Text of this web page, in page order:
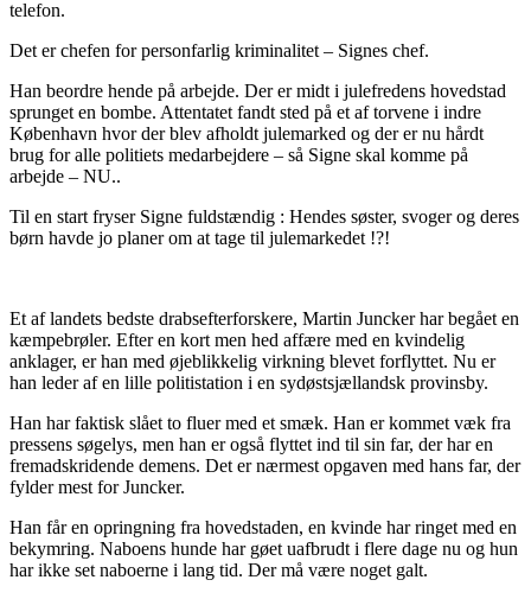
telefon.
Det er chefen for personfarlig kriminalitet – Signes chef.
Han beordre hende på arbejde. Der er midt i julefredens hovedstad
sprunget en bombe. Attentatet fandt sted på et af torvene i indre
København hvor der blev afholdt julemarked og der er nu hårdt
brug for alle politiets medarbejdere – så Signe skal komme på
arbejde – NU..
Til en start fryser Signe fuldstændig : Hendes søster, svoger og deres
børn havde jo planer om at tage til julemarkedet !?!
Et af landets bedste drabsefterforskere, Martin Juncker har begået en
kæmpebrøler. Efter en kort men hed affære med en kvindelig
anklager, er han med øjeblikkelig virkning blevet forflyttet. Nu er
han leder af en lille politistation i en sydøstsjællandsk provinsby.
Han har faktisk slået to fluer med et smæk. Han er kommet væk fra
pressens søgelys, men han er også flyttet ind til sin far, der har en
fremadskridende demens. Det er nærmest opgaven med hans far, der
fylder mest for Juncker.
Han får en opringning fra hovedstaden, en kvinde har ringet med en
bekymring. Naboens hunde har gøet uafbrudt i flere dage nu og hun
har ikke set naboerne i lang tid. Der må være noget galt.